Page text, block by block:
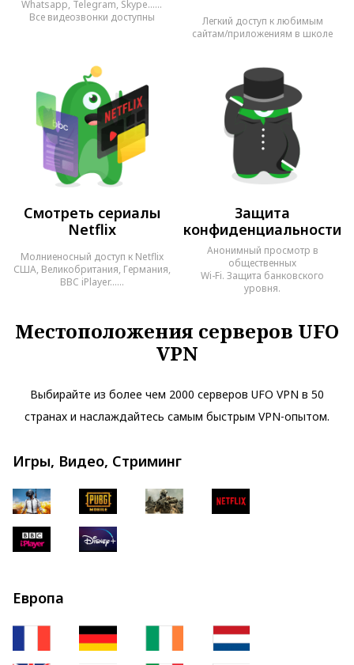
Whatsapp, Telegram, Skype……
Все видеозвонки доступны
Легкий доступ к любимым
сайтам/приложениям в школе
Смотреть сериалы
Netflix
Молниеносный доступ к Netflix
США, Великобритания, Германия,
BBC iPlayer……
Защита
конфиденциальности
Анонимный просмотр в
общественных
Wi-Fi. Защита банковского
уровня.
Местоположения серверов UFO
VPN
Выбирайте из более чем 2000 серверов UFO VPN в 50
странах и наслаждайтесь самым быстрым VPN-опытом.
Игры, Видео, Стриминг
Европа